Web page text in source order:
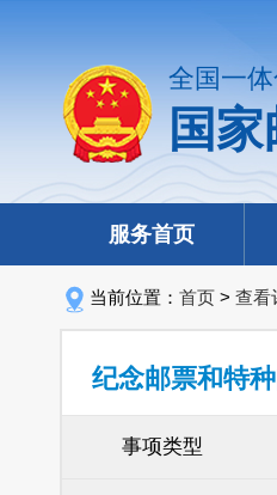
全国一
国家
服务首页
当前位置： 首页 > 查看
纪念邮票和特
事项类型